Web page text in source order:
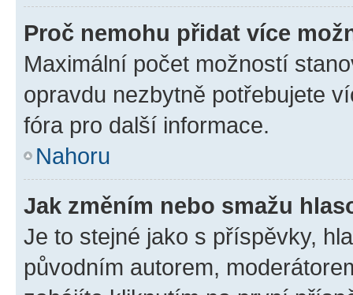
Proč nemohu přidat více
Maximální počet možností
opravdu nezbytně potřebujete
fóra pro další informace.
Nahoru
Jak změním nebo smažu
Je to stejné jako s příspěvky,
původním autorem,